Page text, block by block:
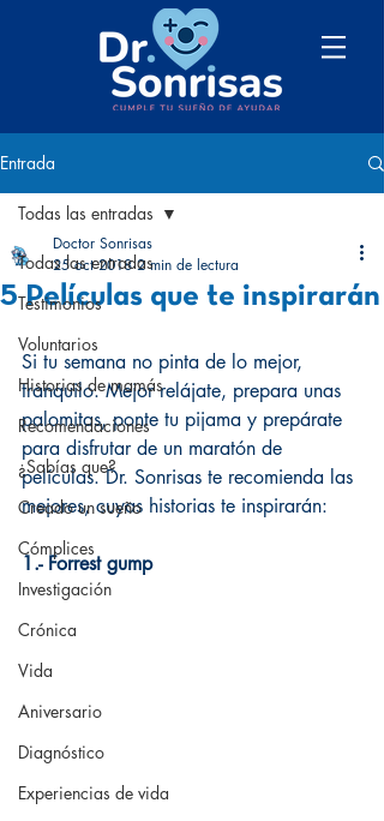
Entrada
Todas las entradas
Testimonios
Voluntarios
Historias de mamás
Recomendaciones
¿Sabías que?
Creado un sueño
Cómplices
Investigación
Crónica
Vida
Aniversario
Diagnóstico
Experiencias de vida
Todas las entradas
5 Películas que te inspirarán
Doctor Sonrisas
25 oct 2018 2 min de lectura
Si tu semana no pinta de lo mejor,
tranquilo. Mejor relájate, prepara unas
palomitas, ponte tu pijama y prepárate
para disfrutar de un maratón de
películas. Dr. Sonrisas te recomienda las
mejores, cuyas historias te inspirarán:
1.- Forrest gump